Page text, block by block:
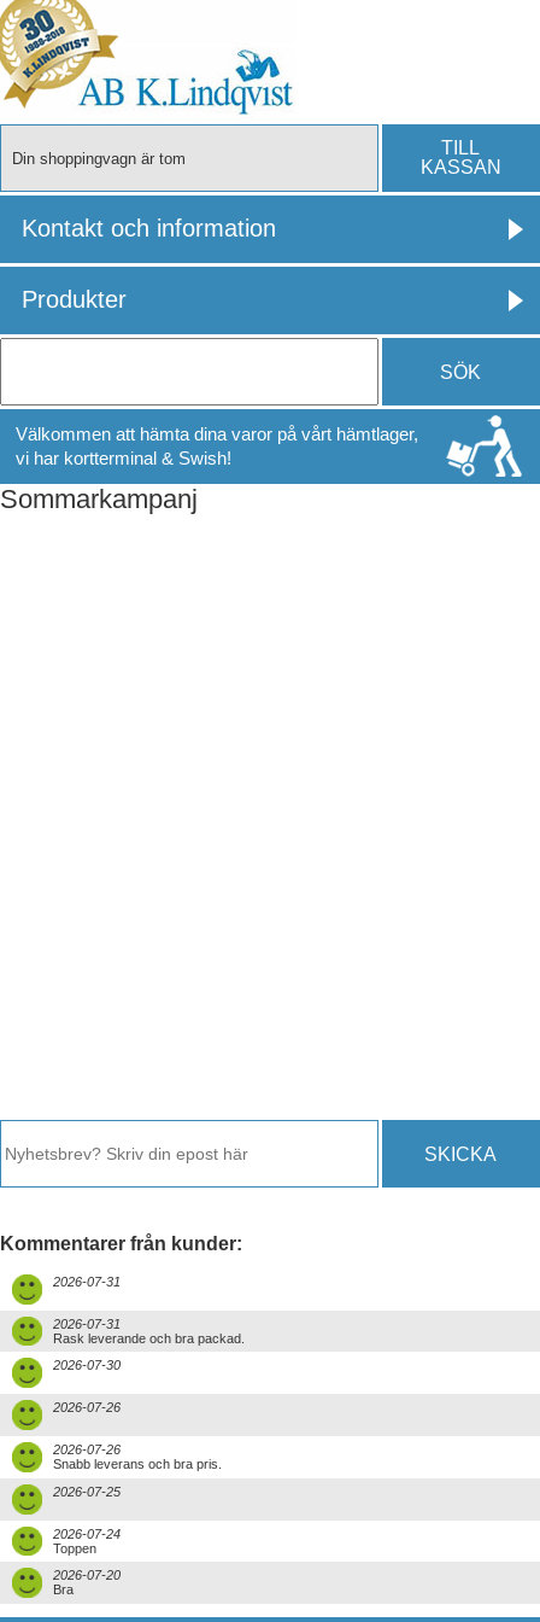
TILL
KASSAN
Din shoppingvagn är tom
Kontakt och information
SÖK
Välkommen att hämta dina varor på vårt hämtlager,
vi har kortterminal & Swish!
Produkter
Sommarkampanj
SKICKA
Kommentarer från kunder:
2026-07-31
2026-07-31
Rask leverande och bra packad.
2026-07-30
2026-07-26
2026-07-26
Snabb leverans och bra pris.
2026-07-25
2026-07-24
Toppen
2026-07-20
Bra